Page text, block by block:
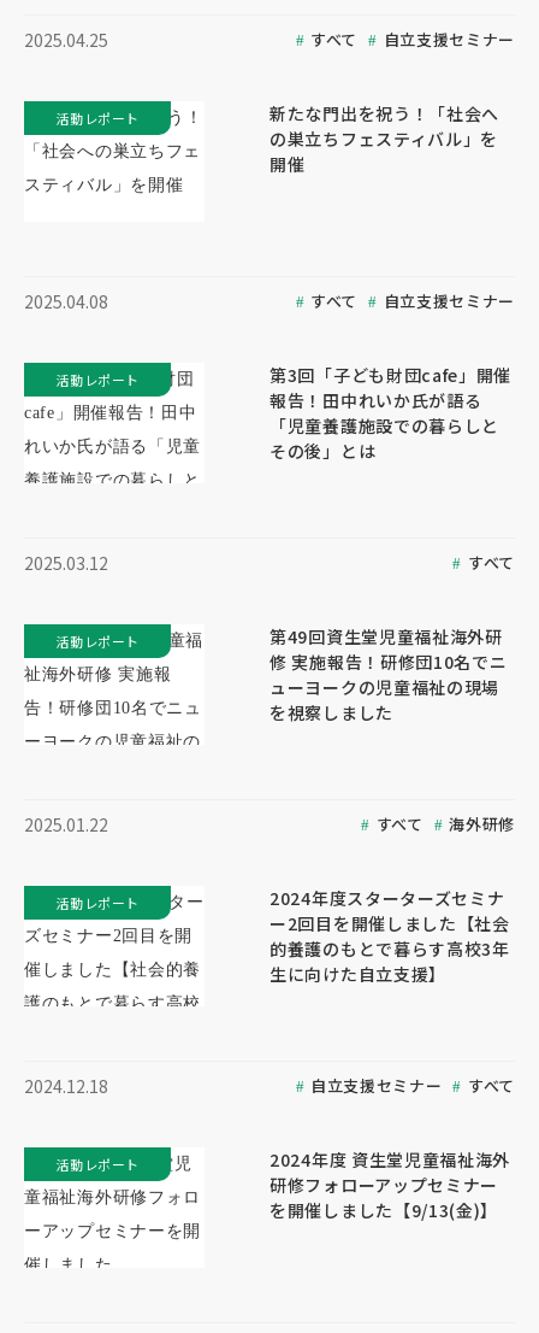
2025.04.25 すべて 自立支援セミナー
新たな門出を祝う！「社会へ
の巣立ちフェスティバル」を
開催
2025.04.08 すべて 自立支援セミナー
活動レポート
第3回「子ども財団cafe」開催
報告！田中れいか氏が語る
「児童養護施設での暮らしと
その後」とは
2025.03.12 すべて
活動レポート
第49回資生堂児童福祉海外研
修 実施報告！研修団10名でニ
ューヨークの児童福祉の現場
を視察しました
2025.01.22 すべて 海外研修
活動レポート
2024年度スターターズセミナ
ー2回目を開催しました【社会
的養護のもとで暮らす高校3年
生に向けた自立支援】
2024.12.18 自立支援セミナー すべて
活動レポート
2024年度 資生堂児童福祉海外
研修フォローアップセミナー
を開催しました【9/13(金)】
活動レポート